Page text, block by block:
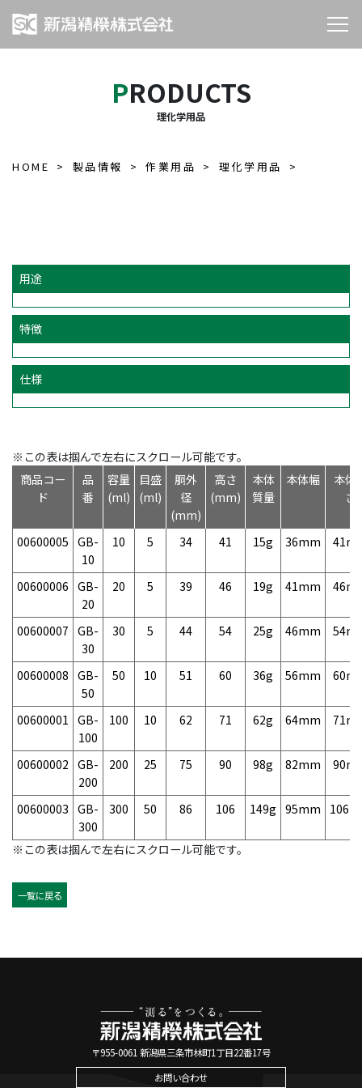
PRODUCTS
理化学用品
HOME 製品情報 作業用品 理化学用品
用途
特徴
仕様
※この表は掴んで左右にスクロール可能です。
商品コー
ド
品
番
容量
(ml)
目盛
(ml)
胴外
径
(mm)
高さ
(mm)
本体
質量
本体幅
本体
さ
00600005 GB-
10
10 5 34 41 15g 36mm
00600006 GB-
20
20 5 39 46 19g 41mm
00600007 GB-
30
30 5 44 54 25g 46mm
00600008 GB-
50
50 10 51 60 36g 56mm
00600001 GB-
100
100 10 62 71 62g 64mm
00600002 GB-
200
200 25 75 90 98g 82mm
00600003 GB-
300
300 50 86 106 149g 95mm
※この表は掴んで左右にスクロール可能です。
一覧に戻る
〒955-0061 新潟県三条市林町1丁目22番17号
お問い合わせ